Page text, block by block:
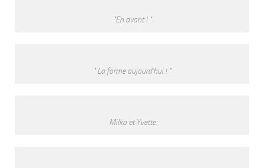
"En avant ! "
" La forme aujourd'hui ! "
Milka et Yvette